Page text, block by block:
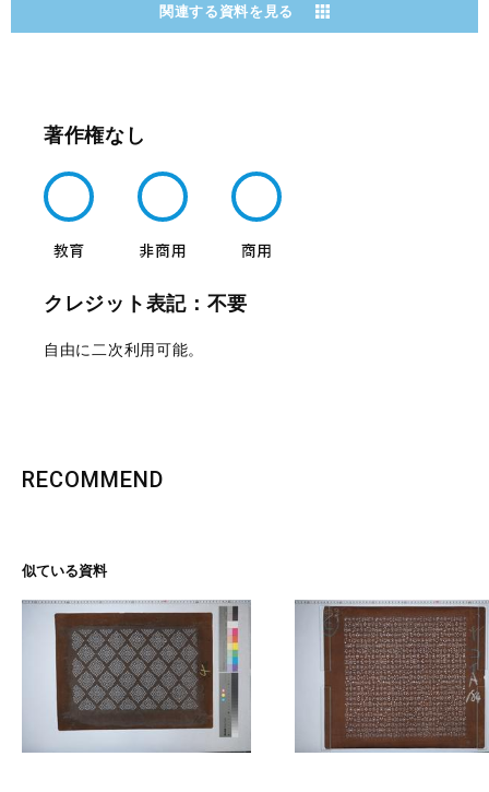
関連する資料を見る
著作権なし
クレジット表記：不要
自由に二次利用可能。
RECOMMEND
似ている資料